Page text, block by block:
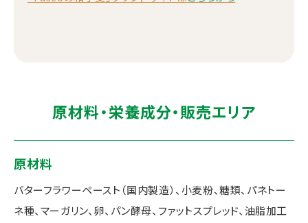
原材料・栄養成分・販売エリア
原材料
バターフラワーペースト（国内製造）、小麦粉、糖類、パネトー
ネ種、マーガリン、卵、パン酵母、ファットスプレッド、油脂加工